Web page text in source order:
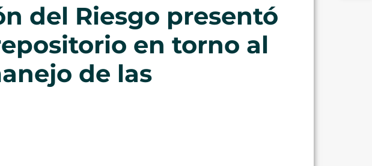
del Riesgo presentó
en torno al
de las